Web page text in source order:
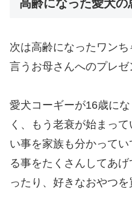
高齢になった愛犬の
次は高齢になったワン
言うお母さんへのプレゼ
愛犬コーギーが16歳に
く、もう老衰が始まっ
い事を家族も分かって
る事をたくさんしてあ
ったり、好きなおやつを